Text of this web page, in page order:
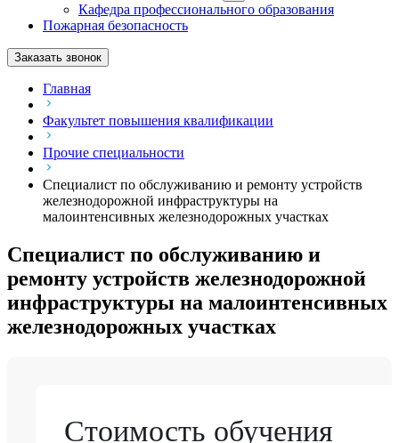
Кафедра профессионального образования
Пожарная безопасность
Заказать звонок
Главная
Факультет повышения квалификации
Прочие специальности
Специалист по обслуживанию и ремонту устройств
железнодорожной инфраструктуры на
малоинтенсивных железнодорожных участках
Специалист по обслуживанию и
ремонту устройств железнодорожной
инфраструктуры на малоинтенсивных
железнодорожных участках
Стоимость обучения